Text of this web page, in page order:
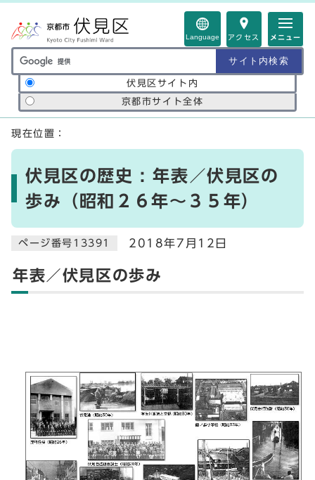
Language アクセス メニュー
サイト内検索の範囲
伏見区サイト内
京都市サイト全体
ここから本文です
現在位置：
伏見区の歴史 : 年表／伏見区の
歩み（昭和２６年～３５年）
ページ番号13391 2018年7月12日
年表／伏見区の歩み